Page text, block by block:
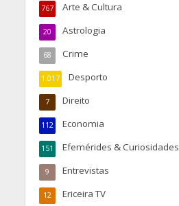
Arte & Cultura
767
Astrologia
20
Crime
68
Desporto
1.017
Direito
7
Economia
112
Efemérides & Curiosidades
151
Entrevistas
9
Ericeira TV
12